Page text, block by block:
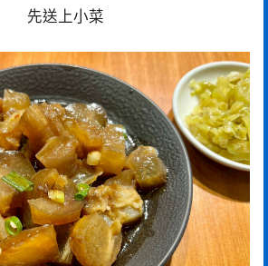
先送上小菜